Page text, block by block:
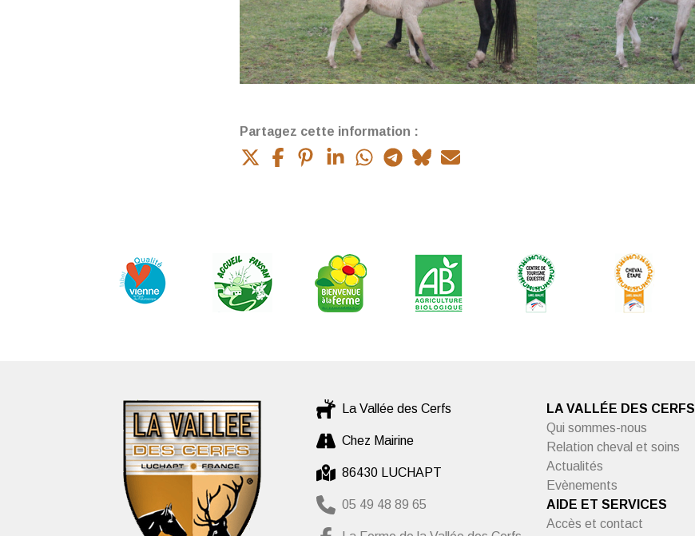
Partagez cette information :
La Vallée des Cerfs
Chez Mairine
86430 LUCHAPT
05 49 48 89 65
LA VALLÉE DES CERFS
Qui sommes-nous
Relation cheval et soins
Actualités
Evènements
AIDE ET SERVICES
Accès et contact